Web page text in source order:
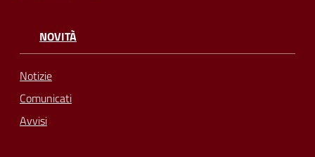
NOVITÀ
Notizie
Comunicati
Avvisi